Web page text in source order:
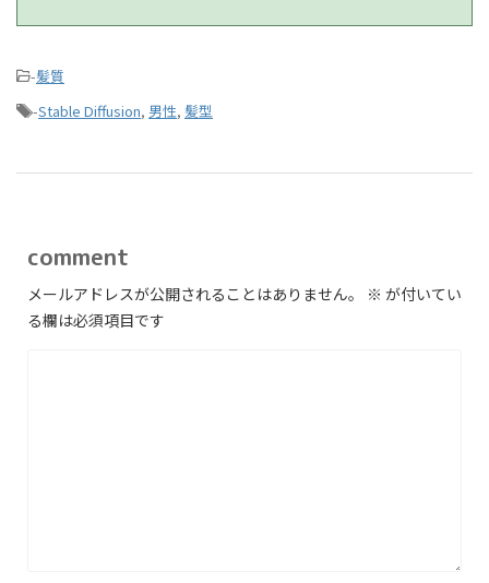
-髪質
-Stable Diffusion, 男性, 髪型
comment
メールアドレスが公開されることはありません。 ※ が付いてい
る欄は必須項目です